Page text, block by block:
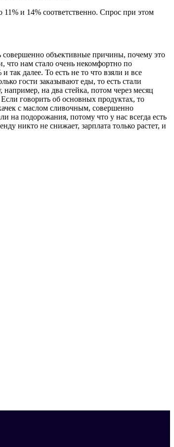
и 14% соответственно. Спрос при этом
совершенно объективные причины, почему это
что нам стало очень некомфортно по
далее. То есть не то что взяли и все
гости заказывают еды, то есть стали
на два стейка, потом через месяц
говорить об основных продуктах, то
с маслом сливочным, совершенно
на подорожания, потому что у нас всегда есть
никто не снижает, зарплата только растет, и